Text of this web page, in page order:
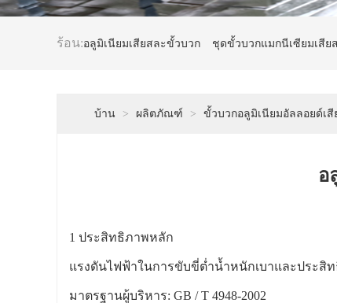
ร้อน:อลูมิเนียมเสียสละขั้วบวก ชุดขั้วบวกแมกนีเซียมเสีย
บ้าน > ผลิตภัณฑ์ > ขั้วบวกอลูมิเนียมอัลลอยด์เสี
อ
1 ประสิทธิภาพหลัก
แรงดันไฟฟ้าในการขับขี่ต่ำน้ำหนักเบาและประสิ
มาตรฐานผู้บริหาร: GB / T 4948-2002